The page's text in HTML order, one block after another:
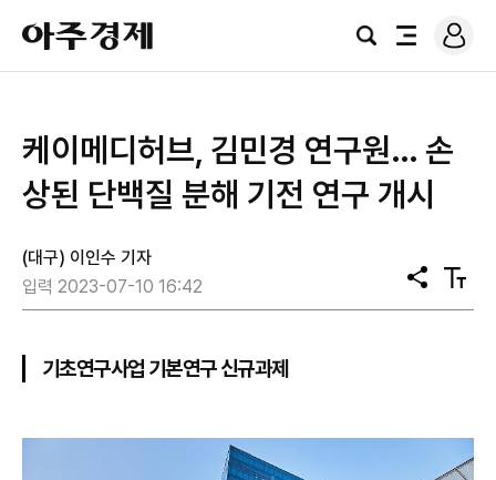
아
주
경
검
전
로
그
케이메디허브, 김민경 연구원… 손
상된 단백질 분해 기전 연구 개시
(대구) 이인수 기자
입력 2023-07-10 16:42
공
유
텍
스
기초연구사업 기본연구 신규과제